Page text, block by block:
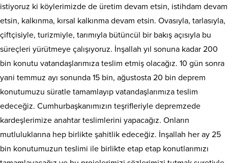
istiyoruz ki köylerimizde de üretim devam etsin, istihdam devam
etsin, kalkınma, kırsal kalkınma devam etsin. Ovasıyla, tarlasıyla,
çiftçisiyle, turizmiyle, tarımıyla bütüncül bir bakış açısıyla bu
süreçleri yürütmeye çalışıyoruz. İnşallah yıl sonuna kadar 200
bin konutu vatandaşlarımıza teslim etmiş olacağız. 10 gün sonra
yani temmuz ayı sonunda 15 bin, ağustosta 20 bin deprem
konutumuzu süratle tamamlayıp vatandaşlarımıza teslim
edeceğiz. Cumhurbaşkanımızın teşrifleriyle depremzede
kardeşlerimize anahtar teslimlerini yapacağız. Onların
mutluluklarına hep birlikte şahitlik edeceğiz. İnşallah her ay 25
bin konutumuzun teslimi ile birlikte etap etap konutlarımızı